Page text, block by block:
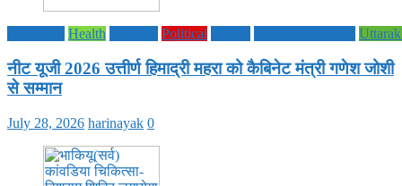
Health Political
नीट यूजी 2026 उत्तीर्ण हिमाद्री महरा को कैबिनेट मंत्री गणेश जोशी
से सम्मान
July 28, 2026 harinayak 0